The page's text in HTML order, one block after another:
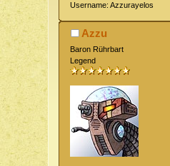
Username: Azzurayelos
Azzu
Baron Rührbart
Legend